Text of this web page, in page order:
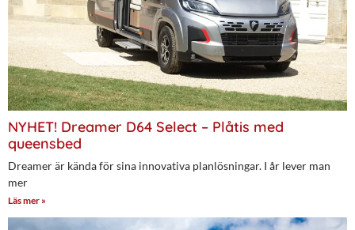
NYHET! Dreamer D64 Select – Plåtis med
queensbed
Dreamer är kända för sina innovativa planlösningar. I år lever man
mer
Läs mer »